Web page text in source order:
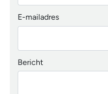
E-mailadres
Bericht